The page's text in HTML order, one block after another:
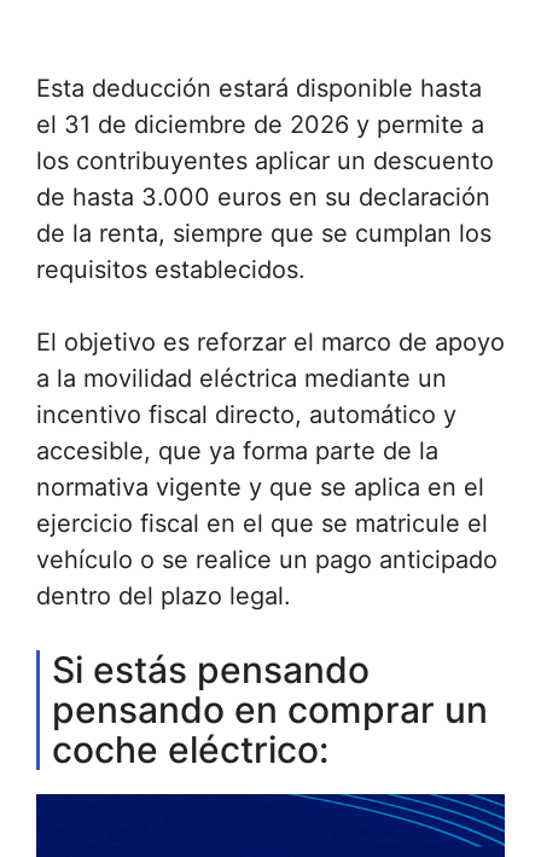
Esta deducción estará disponible hasta
el 31 de diciembre de 2026 y permite a
los contribuyentes aplicar un descuento
de hasta 3.000 euros en su declaración
de la renta, siempre que se cumplan los
requisitos establecidos.
El objetivo es reforzar el marco de apoyo
a la movilidad eléctrica mediante un
incentivo fiscal directo, automático y
accesible, que ya forma parte de la
normativa vigente y que se aplica en el
ejercicio fiscal en el que se matricule el
vehículo o se realice un pago anticipado
dentro del plazo legal.
Si estás pensando
pensando en comprar un
coche eléctrico: